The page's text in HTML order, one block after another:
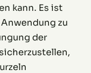
kann. Es ist
zu
der